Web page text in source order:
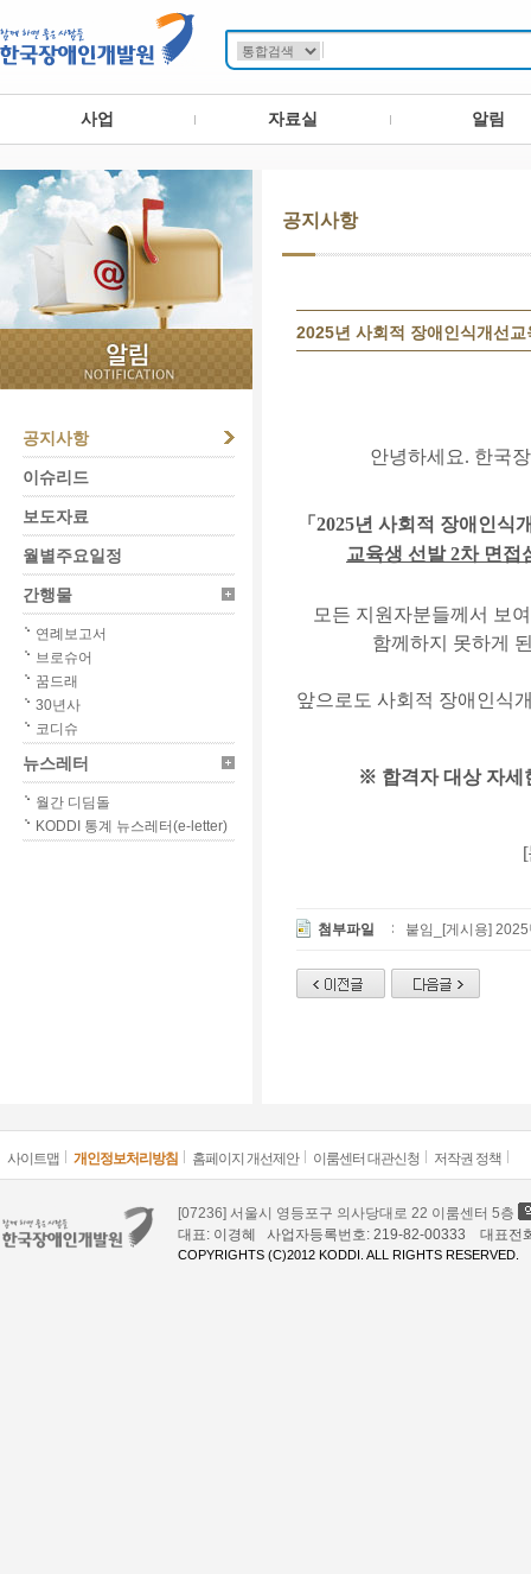
사업 자료실 알림
공지사항
이슈리드
보도자료
월별주요일정
간행물
연례보고서
브로슈어
꿈드래
30년사
코디슈
뉴스레터
월간 디딤돌
KODDI 통계 뉴스레터(e-letter)
공지사항
2025년 사회적 장애인식개선
안녕하세요. 한국
「 2025년 사회적 장애인식
교육생 선발2차 면접
모든 지원자분들께서 보
함께하지 못하게
앞으로도 사회적 장애인식
※ 합격자 대상 자세
첨부파일 붙임_[게시용]
사이트맵 개인정보처리방침 홈페이지 개선제안 이룸센터 대관신청 저작권 정책
[07236] 서울시 영등포구 의사당대로 22 이룸센터 5층
대표: 이경혜 사업자등록번호: 219-82-00333 대표
COPYRIGHTS (C)2012 KODDI. ALL RIGHTS RESERVED.